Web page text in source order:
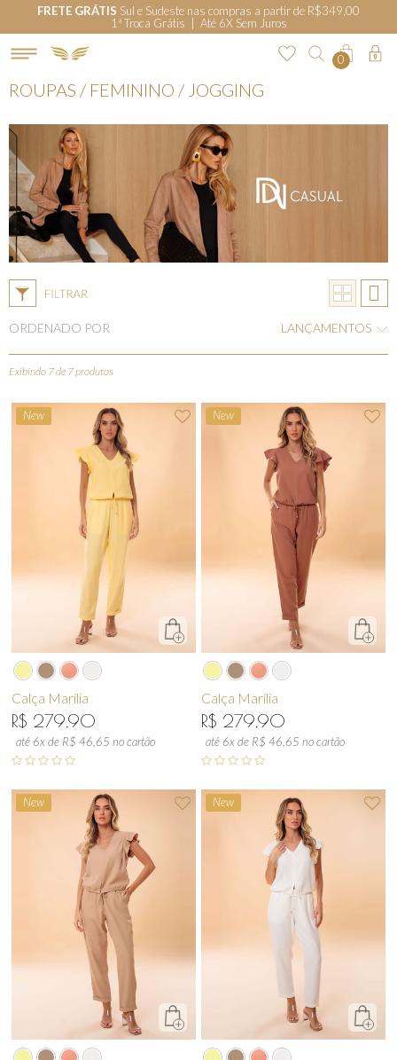
FRETE GRÁTIS Sul e Sudeste nas compras a partir de R$349,00
1ª Troca Grátis | Até 6X Sem Juros
0
ROUPAS / FEMININO / JOGGING
ORDENADO POR LANÇAMENTOS
Exibindo 7 de 7 produtos
New
Calça Marília
R$ 279,90
até 6x de R$ 46,65 no cartão
New
Calça Marília
R$ 279,90
até 6x de R$ 46,65 no cartão
New New